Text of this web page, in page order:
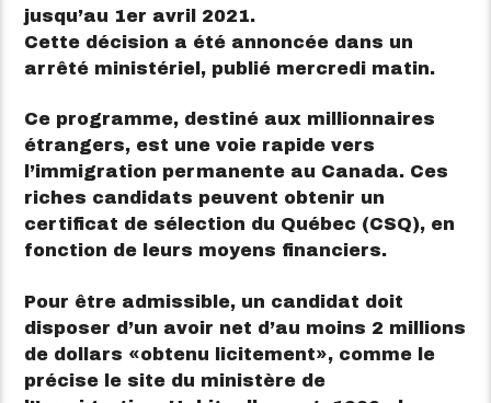
jusqu’au 1er avril 2021.
Cette décision a été annoncée dans un
arrêté ministériel, publié mercredi matin.
Ce programme, destiné aux millionnaires
étrangers, est une voie rapide vers
l’immigration permanente au Canada. Ces
riches candidats peuvent obtenir un
certificat de sélection du Québec (CSQ), en
fonction de leurs moyens financiers.
Pour être admissible, un candidat doit
disposer d’un avoir net d’au moins 2 millions
de dollars
obtenu licitement
, comme le
précise le site du ministère de